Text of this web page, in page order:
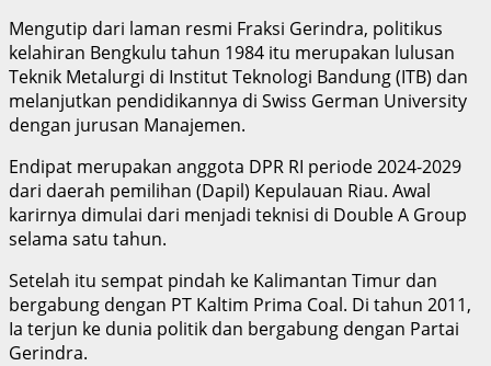
Mengutip dari laman resmi Fraksi Gerindra, politikus
kelahiran Bengkulu tahun 1984 itu merupakan lulusan
Teknik Metalurgi di Institut Teknologi Bandung (ITB) dan
melanjutkan pendidikannya di Swiss German University
dengan jurusan Manajemen.
Endipat merupakan anggota DPR RI periode 2024-2029
dari daerah pemilihan (Dapil) Kepulauan Riau. Awal
karirnya dimulai dari menjadi teknisi di Double A Group
selama satu tahun.
Setelah itu sempat pindah ke Kalimantan Timur dan
bergabung dengan PT Kaltim Prima Coal. Di tahun 2011,
Ia terjun ke dunia politik dan bergabung dengan Partai
Gerindra.